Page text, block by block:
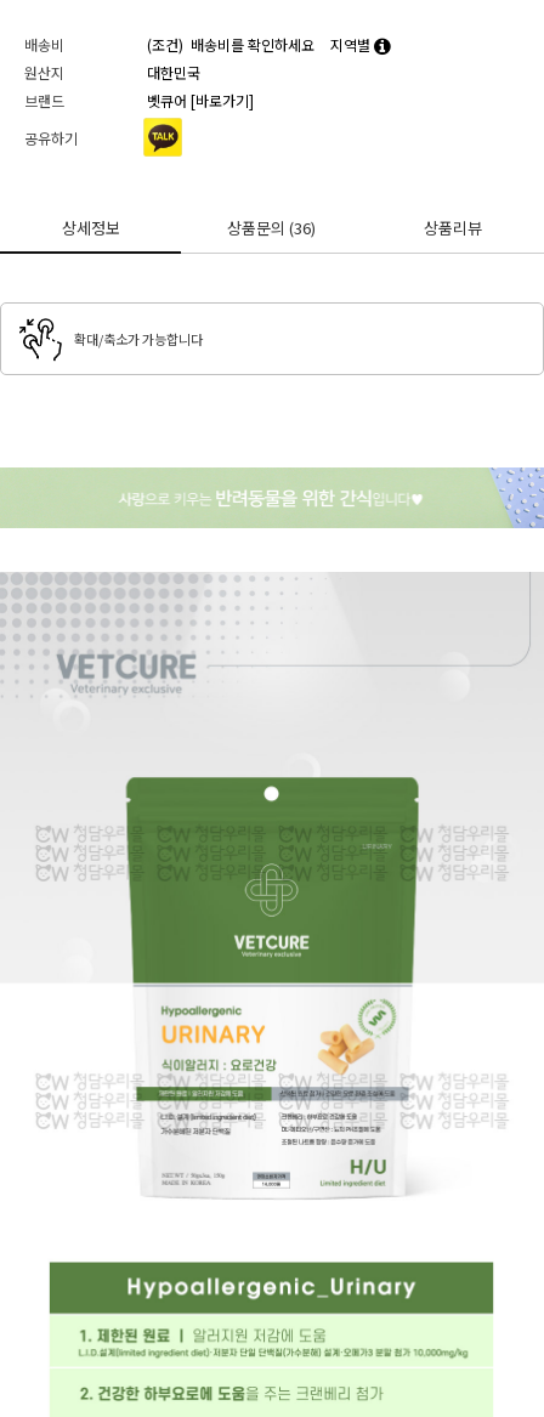
배송비 (조건) 배송비를 확인하세요
지역별
원산지
대한민국
브랜드
벳큐어 [바로가기]
공유하기
상세정보 상품문의(36) 상품리뷰
확대/축소가 가능합니다